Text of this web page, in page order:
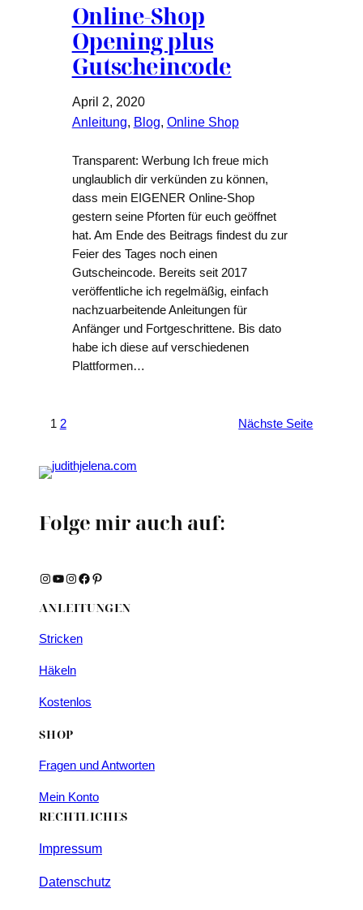
Online-Shop
Opening plus
Gutscheincode
April 2, 2020
Anleitung, Blog, Online Shop
Transparent: Werbung Ich freue mich
unglaublich dir verkünden zu können,
dass mein EIGENER Online-Shop
gestern seine Pforten für euch geöffnet
hat. Am Ende des Beitrags findest du zur
Feier des Tages noch einen
Gutscheincode. Bereits seit 2017
veröffentliche ich regelmäßig, einfach
nachzuarbeitende Anleitungen für
Anfänger und Fortgeschrittene. Bis dato
habe ich diese auf verschiedenen
Plattformen…
1 2 Nächste Seite
Folge mir auch auf:
Instagram YouTube Instagram Facebook Pinterest
ANLEITUNGEN
Stricken
Häkeln
Kostenlos
SHOP
Fragen und Antworten
Mein Konto
RECHTLICHES
Impressum
Datenschutz